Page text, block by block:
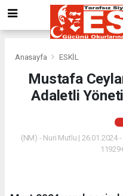
Anasayfa ESKİL
Mustafa
Adaletli
(NM) - Nuri Mutlu | 26.01.2024